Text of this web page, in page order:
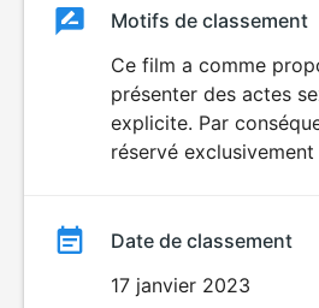
ClassementClassement
Motifs de classement
Ce film a comme
présenter des actes
explicite. Par
réservé
Date de classement
17 janvier 2023